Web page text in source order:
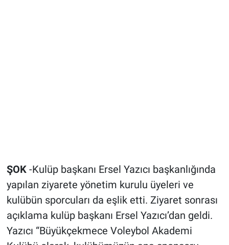
ŞOK-Kulüp başkanı Ersel Yazıcı başkanlığında
yapılan ziyarete yönetim kurulu üyeleri ve
kulübün sporcuları da eşlik etti. Ziyaret sonrası
açıklama kulüp başkanı Ersel Yazıcı’dan geldi.
Yazıcı “Büyükçekmece Voleybol Akademi